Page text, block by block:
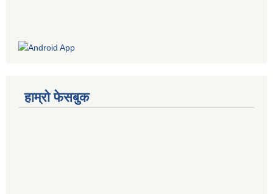
हाम्रो फेसबुक